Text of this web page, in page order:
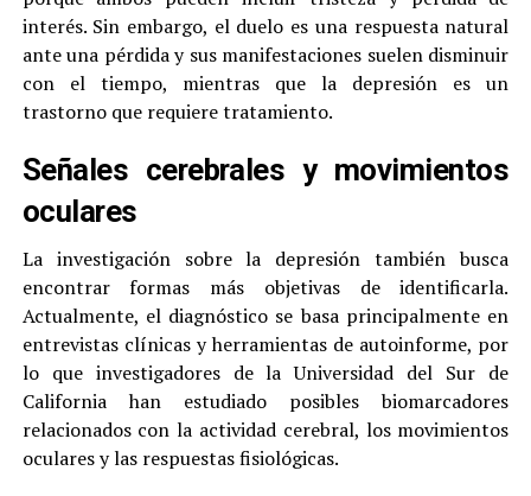
interés. Sin embargo, el duelo es una respuesta natural
ante una pérdida y sus manifestaciones suelen disminuir
con el tiempo, mientras que la depresión es un
trastorno que requiere tratamiento.
Señales cerebrales y movimientos
oculares
La investigación sobre la depresión también busca
encontrar formas más objetivas de identificarla.
Actualmente, el diagnóstico se basa principalmente en
entrevistas clínicas y herramientas de autoinforme, por
lo que investigadores de la Universidad del Sur de
California han estudiado posibles biomarcadores
relacionados con la actividad cerebral, los movimientos
oculares y las respuestas fisiológicas.